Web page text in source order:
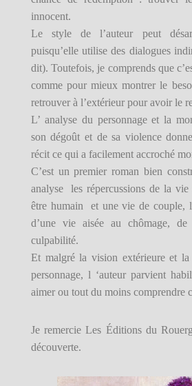
innocent.
Le style de l’auteur peut
puisqu’elle utilise des dialogues
dit). Toutefois, je comprends que
comme pour mieux montrer le
retrouver à l’extérieur pour avoir le
L’ analyse du personnage et la
son dégoût et de sa violence
récit ce qui a facilement accroché
C’est un premier roman bien
analyse les répercussions de la vie
être humain et une vie de couple,
d’une vie aisée au chômage, de
culpabilité.
Et malgré la vision extérieure et
personnage, l ‘auteur parvient
aimer ou tout du moins comprendre
Je remercie Les Éditions du
découverte.